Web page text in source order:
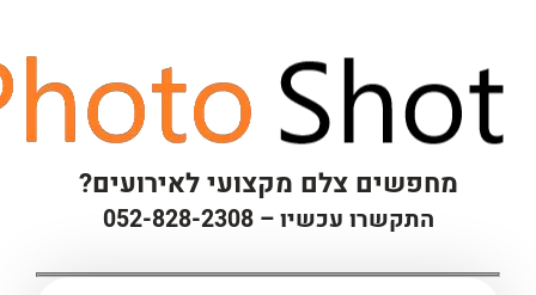
מחפשים צלם מקצועי לאירועים?
התקשרו עכשיו –052-828-2308